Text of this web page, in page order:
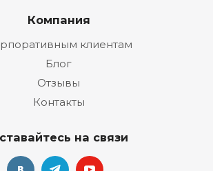
Компания
клиентам
Блог
Отзывы
Контакты
на связи